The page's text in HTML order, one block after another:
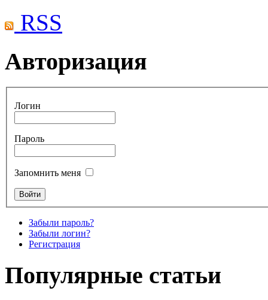
RSS
Авторизация
Логин
Пароль
Запомнить меня
Забыли пароль?
Забыли логин?
Регистрация
Популярные статьи